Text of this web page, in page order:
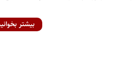
بیشتر